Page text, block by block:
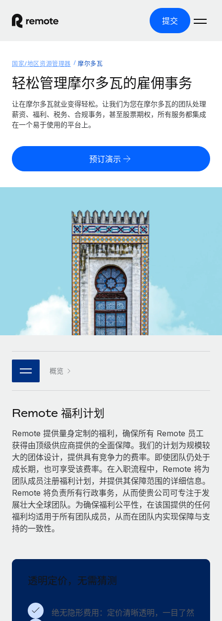
提交
产品
全球招聘
全球薪资管理
轻松运行合规薪资
零实体成本实现全球扩张
全球合同工入职与管理
外包复杂雇佣任务
Remote Embedded
将人力资源无缝融入工作流程
团队的内置核心人力资源功能
连接 新的
使用我们的 MCP 将任何人工智能工具与 Remote 平台相连
借助核心业务工具简化流程
服务
咨询专家
获得全球人力资源与合规方面的专家帮助
背景调查
简化候选人筛选流程
合规守望台
在全球范围内配置和跟踪 IT 设备
实体设立
快速建立合规实体
覆盖全球
美国各州浏览器
了解我们的竞争优势
为成长型企业量身打造的全球敏捷型人力资源与薪资解决方案
中型市场
通过定制化人力资源解决方案扩展团队
与我们携手合作
战略技术合作伙伴
与我们共探合作机遇
Remote Build 即将推出
集成与人工智能自动化咨询
案例研究
资源
工具与计算器
误分类风险计算工具
计算任何国家的员工总成本
合同工薪酬结算计算器
探索全球合同工的结算货币选项与结算速度
通过 REMOTE 学习
案例研究
人力资源术语表
核对表和模板
职位描述库
网络研讨会
活动
新闻室
薪金与人才洞察
洞察中心
获得支持
查看全部资源
EOR compliance
to the demands of today’s labor market, the...
定价
中文（简体）
Español
Italiano
Português (Portugal)
日本語
한국어
中文（简体）
登录
国家/地区资源管理器 摩尔多瓦
轻松管理摩尔多瓦的雇佣事务
让在摩尔多瓦就业变得轻松。让我们为您在摩尔多瓦的团队处理
薪资、福利、税务、合规事务，甚至股票期权，所有服务都集成
在一个易于使用的平台上。
预订演示
概览
Remote 福利计划
Remote 提供量身定制的福利，确保所有 Remote 员工
获得由顶级供应商提供的全面保障。我们的计划为规模较
大的团体设计，提供具有竞争力的费率。即使团队仍处于
成长期，也可享受该费率。在入职流程中，Remote 将为
团队成员注册福利计划，并提供其保障范围的详细信息。
Remote 将负责所有行政事务，从而使贵公司可专注于发
展壮大全球团队。为确保福利公平性，在该国提供的任何
福利均适用于所有团队成员，从而在团队内实现保障与支
持的一致性。
透明定价，无需猜测
绝无隐形费用：定价清晰透明，一目了然